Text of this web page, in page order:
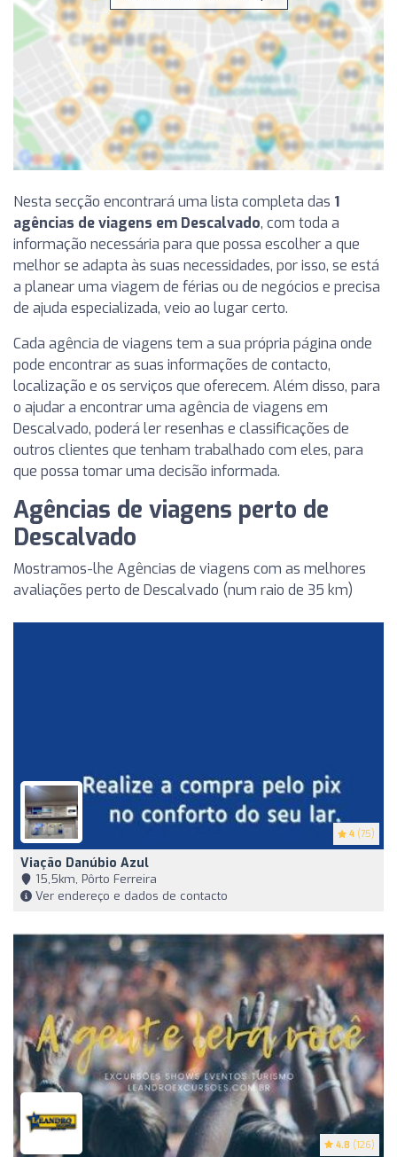
Nesta secção encontrará uma lista completa das 1
agências de viagens em Descalvado, com toda a
informação necessária para que possa escolher a que
melhor se adapta às suas necessidades, por isso, se está
a planear uma viagem de férias ou de negócios e precisa
de ajuda especializada, veio ao lugar certo.
Cada agência de viagens tem a sua própria página onde
pode encontrar as suas informações de contacto,
localização e os serviços que oferecem. Além disso, para
o ajudar a encontrar uma agência de viagens em
Descalvado, poderá ler resenhas e classificações de
outros clientes que tenham trabalhado com eles, para
que possa tomar uma decisão informada.
Agências de viagens perto de
Descalvado
Mostramos-lhe Agências de viagens com as melhores
avaliações perto de Descalvado (num raio de 35 km)
4 (75)
Viação Danúbio Azul
15,5km, Pôrto Ferreira
Ver endereço e dados de contacto
4.8 (126)